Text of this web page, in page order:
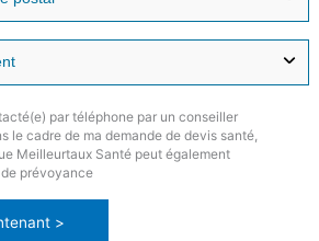
par téléphone par un conseiller
le cadre de ma demande de devis santé,
Meilleurtaux Santé peut également
prévoyance
>